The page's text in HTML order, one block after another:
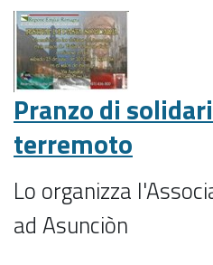
Pranzo di
terremoto
Lo organizza
ad Asunciòn